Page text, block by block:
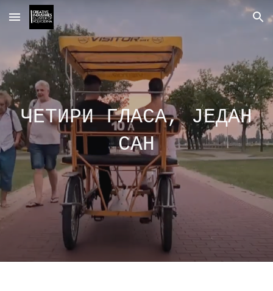
Skip to main content Skip to navigation
ЧЕТИРИ ГЛАСА, ЈЕДАН
САН